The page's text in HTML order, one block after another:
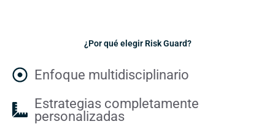
¿Por qué elegir Risk Guard?
Enfoque multidisciplinario
Estrategias completamente
personalizadas